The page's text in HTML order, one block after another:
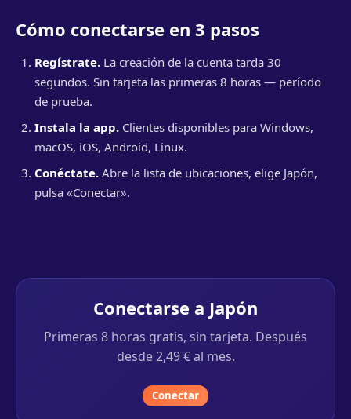
Cómo conectarse en 3 pasos
Regístrate. La creación de la cuenta tarda 30
segundos. Sin tarjeta las primeras 8 horas — período
de prueba.
Instala la app. Clientes disponibles para Windows,
macOS, iOS, Android, Linux.
Conéctate. Abre la lista de ubicaciones, elige Japón,
pulsa «Conectar».
Conectarse a Japón
Primeras 8 horas gratis, sin tarjeta. Después
desde 2,49 € al mes.
Conectar